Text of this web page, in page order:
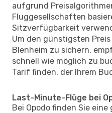
aufgrund
Fluggesellschaften
Sitzverfügbarkeit
Um den günstigsten
Blenheim zu sichern,
schnell wie möglich zu
Tarif finden, der Ihrem
Last-Minute-Flüge bei
Bei Opodo finden Sie